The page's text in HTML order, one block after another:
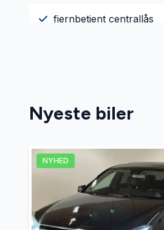
fjernbetjent centrallås
musikstreaming via
Regnsensor
Nyeste biler
NYHED